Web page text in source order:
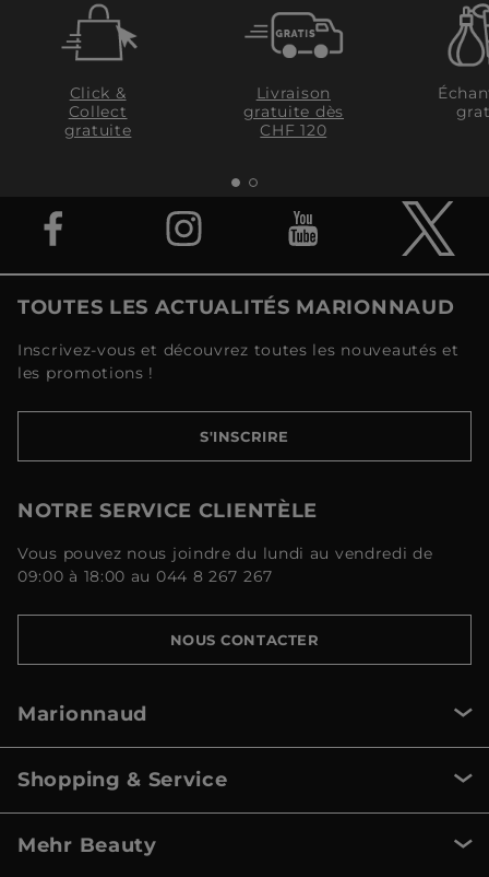
Click &
Collect
gratuite
Livraison
gratuite dès
CHF 120
TOUTES LES ACTUALITÉS MARIONNAUD
Inscrivez-vous et découvrez toutes les nouveautés et
les promotions !
S'INSCRIRE
NOTRE SERVICE CLIENTÈLE
Vous pouvez nous joindre du lundi au vendredi de
09:00 à 18:00 au 044 8 267 267
NOUS CONTACTER
Marionnaud
Shopping & Service
Mehr Beauty